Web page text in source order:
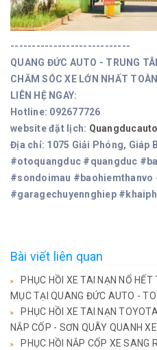
----------------------------
QUANG ĐỨC AUTO - TRUNG
CHĂM SÓC XE LỚN NHẤT
LIÊN HỆ NGAY:
Hotline: 092677726
website đặt lịch:
Địa chỉ: 1075 Giải Phóng, Giáp
#otoquangduc #quangduc
#sondoimau
#garagechuyennghiep
Bài viết liên quan
PHỤC HỒI XE TAI NẠN NỔ HẾT
MỤC TẠI QUANG ĐỨC AUTO -
PHỤC HỒI XE TAI NẠN
NẮP CỐP - SƠN QUÂY QUANH XE
PHỤC HỒI NẮP CỐP XE SANG